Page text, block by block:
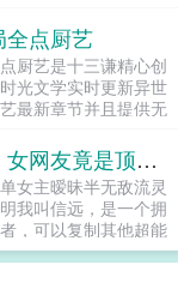
有小红花的一天呐。
子弟第二个世界男主
光第三个世界虐文男
其他待定...
山派剑气之...
全点厨艺
厨艺是十三谦精心创
光文学实时更新异世
最新章节并且提供无
并不代表旧时光文学
世界开局全点厨艺读
灵气复苏：女网友竟是顶级战神？
女主暧昧半无敌流灵
我叫信远，是一个拥
，可以复制其他超能
以强化。却没想到，
个年轻女考官，居然
顶尖强者！于是sss